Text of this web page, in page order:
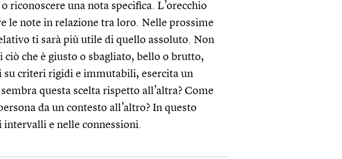
riconoscere una nota specifica. L’orecchio
le note in relazione tra loro. Nelle prossime
ti sarà più utile di quello assoluto. Non
che è giusto o sbagliato, bello o brutto,
su criteri rigidi e immutabili, esercita un
questa scelta rispetto all’altra? Come
da un contesto all’altro? In questo
e nelle connessioni.